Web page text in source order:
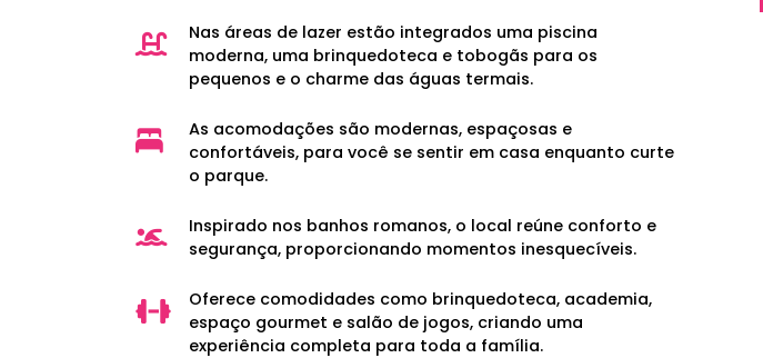
Nas áreas de lazer estão integrados uma piscina
moderna, uma brinquedoteca e tobogãs para os
pequenos e o charme das águas termais.
As acomodações são modernas, espaçosas e
confortáveis, para você se sentir em casa enquanto curte
o parque.
Inspirado nos banhos romanos, o local reúne conforto e
segurança, proporcionando momentos inesquecíveis.
Oferece comodidades como brinquedoteca, academia,
espaço gourmet e salão de jogos, criando uma
experiência completa para toda a família.